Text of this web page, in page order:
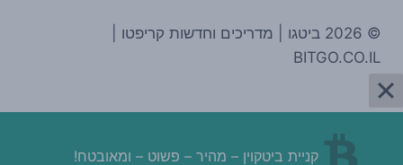
© 2026 ביטגו | מדריכים וחדשות קריפטו |
BITGO.CO.IL
קניית ביטקוין – מהיר – פשוט – ומאובטח!